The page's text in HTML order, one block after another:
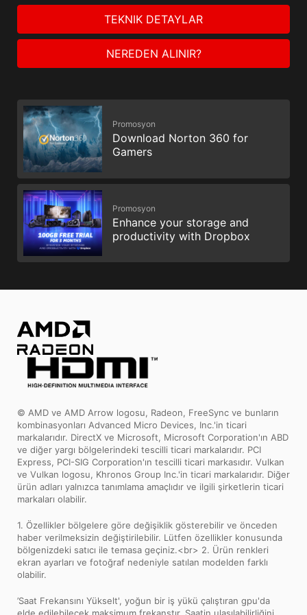
TEKNIK DETAYLAR
NEREDEN ALINIR?
Promosyon
Download Norton 360 for
Gamers
Promosyon
Enhance your storage and
productivity with Dropbox
© AMD ve AMD Arrow logosu, Radeon, FreeSync ve bunların
kombinasyonları Advanced Micro Devices, Inc.'in ticari
markalarıdır. DirectX ve Microsoft, Microsoft Corporation'ın ABD
ve diğer yargı bölgelerindeki tescilli ticari markalarıdır. PCI
Express, PCI-SIG Corporation'ın tescilli ticari markasıdır. Vulkan
ve Vulkan logosu, Khronos Group Inc.'in ticari markalarıdır. Diğer
ürün adları yalnızca tanımlama amaçlıdır ve ilgili şirketlerin ticari
markaları olabilir.
1. Özellikler bölgelere göre değişiklik gösterebilir ve önceden
haber verilmeksizin değiştirilebilir. Lütfen özellikler konusunda
bölgenizdeki satıcı ile temasa geçiniz.<br> 2. Ürün renkleri
ekran ayarları ve fotoğraf nedeniyle satılan modelden farklı
olabilir.
’Saat Frekansını Yükselt', yoğun bir iş yükü çalıştıran gpu'da